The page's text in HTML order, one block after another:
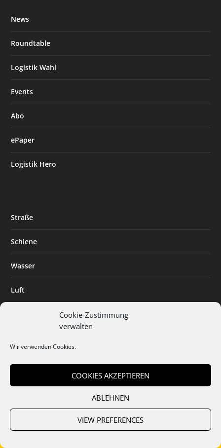
Cookie-Zustimmung
verwalten
Wir verwenden Cookies.
COOKIES AKZEPTIEREN
ABLEHNEN
VIEW PREFERENCES
News
Roundtable
Logistik Wahl
Events
Abo
ePaper
Logistik Hero
Straße
Schiene
Wasser
Luft
Digitalisierung
Mediadaten Cookies Datenschutz